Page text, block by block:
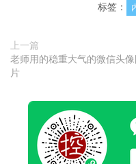
标签：
上一篇
老师用的稳重大气的微信头像
片